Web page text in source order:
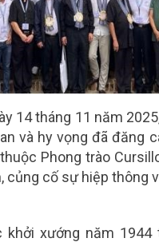
14 tháng 11 năm
và hy vọng đã đăng
Phong trào
cố sự hiệp thông
xướng năm 1944